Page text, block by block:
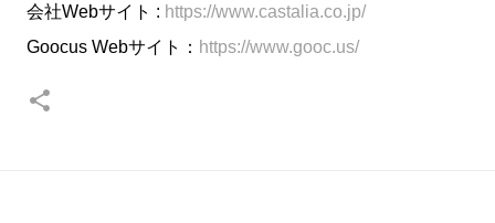
会社Webサイト : https://www.castalia.co.jp/
Goocus Webサイト： https://www.gooc.us/